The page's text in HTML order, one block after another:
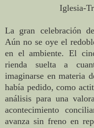
Iglesia-
La gran celebración
Aún no se oye el
en el ambiente. El
rienda suelta a
imaginarse en materia
había pedido, como
análisis para una
acontecimiento
avanza sin freno en